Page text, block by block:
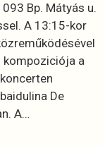
Bp. Mátyás u.
A 13:15-kor
kompoziciója a
De
A…